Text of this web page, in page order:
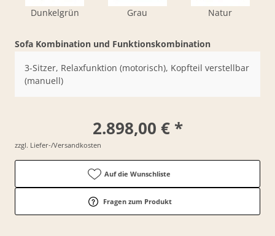
Dunkelgrün Grau Natur
Sofa Kombination und Funktionskombination
3-Sitzer, Relaxfunktion (motorisch), Kopfteil verstellbar
(manuell)
2.898,00 € *
zzgl. Liefer-/Versandkosten
Auf die Wunschliste
Fragen zum Produkt